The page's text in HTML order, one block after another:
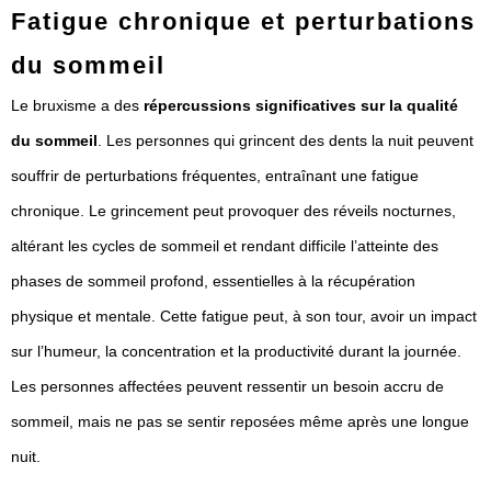
Fatigue chronique et perturbations
du sommeil
Le bruxisme a des répercussions significatives sur la qualité
du sommeil. Les personnes qui grincent des dents la nuit peuvent
souffrir de perturbations fréquentes, entraînant une fatigue
chronique. Le grincement peut provoquer des réveils nocturnes,
altérant les cycles de sommeil et rendant difficile l’atteinte des
phases de sommeil profond, essentielles à la récupération
physique et mentale. Cette fatigue peut, à son tour, avoir un impact
sur l’humeur, la concentration et la productivité durant la journée.
Les personnes affectées peuvent ressentir un besoin accru de
sommeil, mais ne pas se sentir reposées même après une longue
nuit.